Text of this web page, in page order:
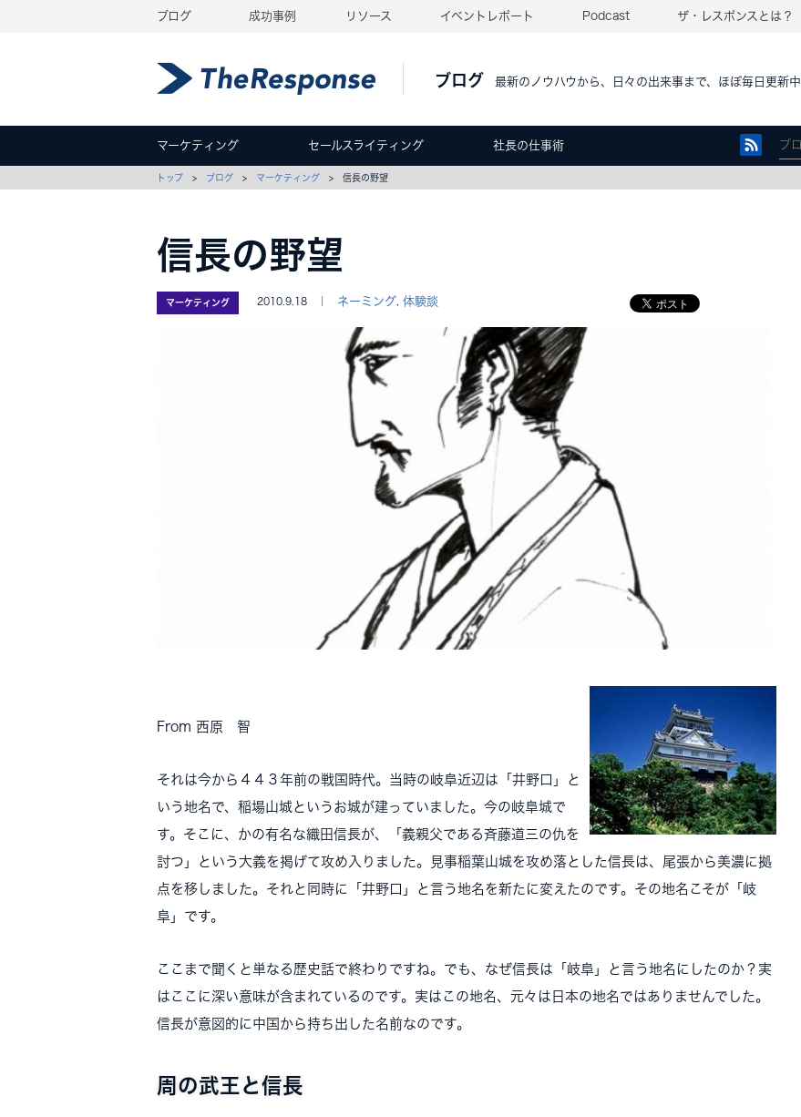
ブログ 成功事例 リソース イベントレポート Podcast ザ・レスポンスとは？
ブログ 最新のノウハウから、日々の出来事まで、ほぼ毎日更新中
マーケティング セールスライティング 社長の仕事術
トップ > ブログ > マーケティング > 信長の野望
信長の野望
マーケティング 2010.9.18 ｜ ネーミング 体験談
From 西原 智
それは今から４４３年前の戦国時代。当時の岐阜近辺は「井野口」と
いう地名で、稲場山城というお城が建っていました。今の岐阜城で
す。そこに、かの有名な織田信長が、「義親父である斉藤道三の仇を
討つ」という大義を掲げて攻め入りました。見事稲葉山城を攻め落とした信長は、尾張から美濃に拠
点を移しました。それと同時に「井野口」と言う地名を新たに変えたのです。その地名こそが「岐
阜」です。
ここまで聞くと単なる歴史話で終わりですね。でも、なぜ信長は「岐阜」と言う地名にしたのか？実
はここに深い意味が含まれているのです。実はこの地名、元々は日本の地名ではありませんでした。
信長が意図的に中国から持ち出した名前なのです。
周の武王と信長